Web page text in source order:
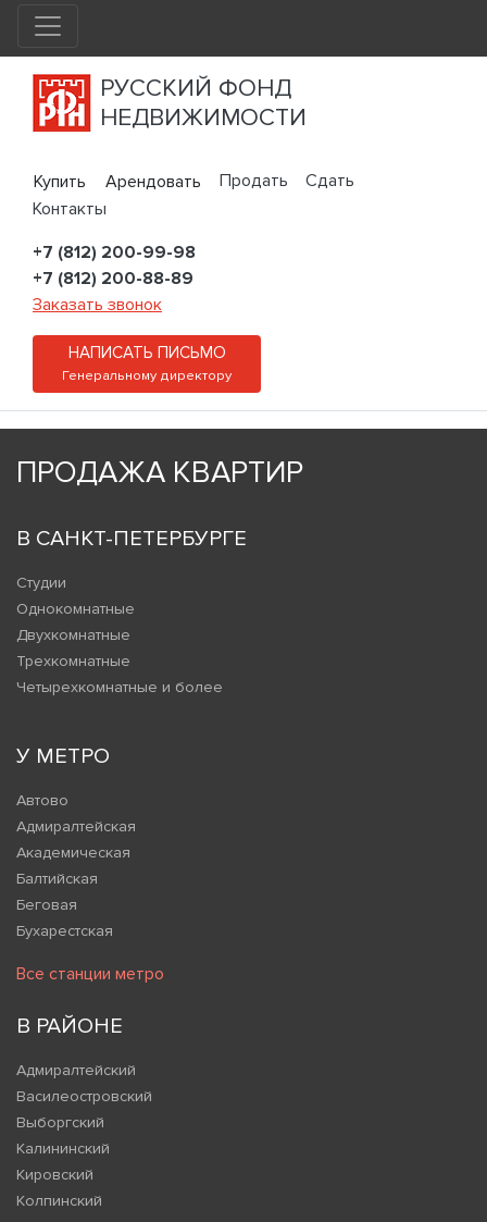
РУССКИЙ ФОНД
НЕДВИЖИМОСТИ
Купить Арендовать Продать
Сдать
Контакты
+7 (812) 200-99-98
+7 (812) 200-88-89
Заказать звонок
НАПИСАТЬ ПИСЬМО
Генеральному директору
ПРОДАЖА КВАРТИР
В САНКТ-ПЕТЕРБУРГЕ
Студии
Однокомнатные
Двухкомнатные
Трехкомнатные
Четырехкомнатные и более
У МЕТРО
Автово
Адмиралтейская
Академическая
Балтийская
Беговая
Бухарестская
Все станции метро
В РАЙОНЕ
Адмиралтейский
Василеостровский
Выборгский
Калининский
Кировский
Колпинский